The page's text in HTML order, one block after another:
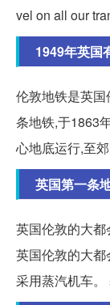
vel on all our
1949年英国
伦敦地铁是英
条地铁,于1863
心地底运行,至
英国第一条
英国伦敦的大
英国伦敦的大
采用蒸汽机车。